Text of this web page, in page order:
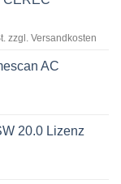
zzgl. Versandkosten
AC
20.0 Lizenz